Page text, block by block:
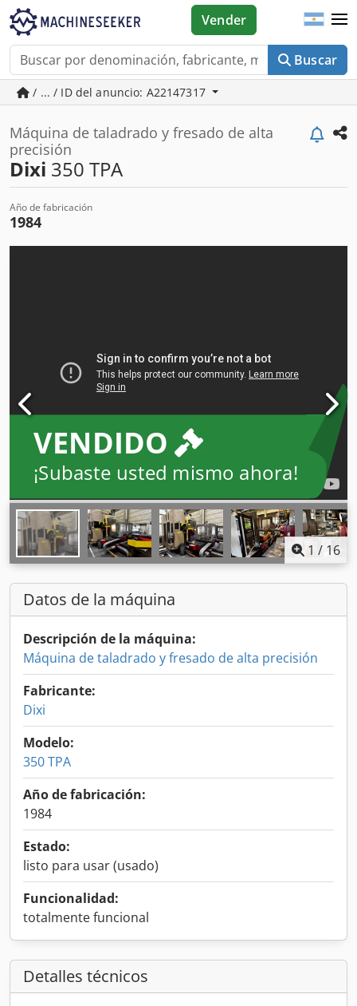
Buscar
Vender
/ ... / ID del anuncio: A22147317
Máquina de taladrado y fresado de alta
precisión
Dixi 350 TPA
Año de fabricación
1984
VENDIDO
¡Subaste usted mismo ahora!
1 / 16
Datos de la máquina
Descripción de la máquina:
Máquina de taladrado y fresado de alta precisión
Fabricante:
Dixi
Modelo:
350 TPA
Año de fabricación:
1984
Estado:
listo para usar (usado)
Funcionalidad:
totalmente funcional
Detalles técnicos